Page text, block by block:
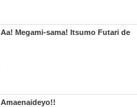
Aa! Megami-sama! Itsumo Futari de
Amaenaideyo!!